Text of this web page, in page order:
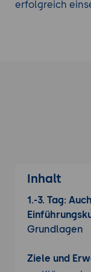
erfolgreich
Inhalt
1.-3. Tag:
Grundlagen
Ziele und